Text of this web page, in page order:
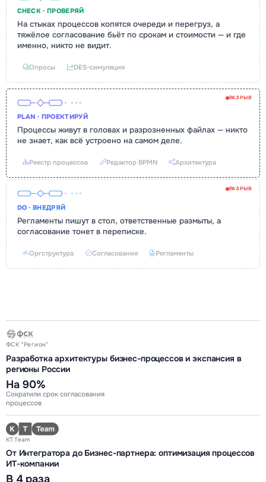
CHECK · ПРОВЕРЯЙ
На стыках процессов копятся очереди и перегруз, а
тяжёлое согласование бьёт по срокам и стоимости — и где
именно, никто не видит.
Опросы DES-симуляция
PLAN · ПРОЕКТИРУЙ
РАЗРЫВ
Процессы живут в головах и разрозненных файлах — никто
не знает, как всё устроено на самом деле.
Реестр процессов Редактор BPMN Архитектура
DO · ВНЕДРЯЙ
РАЗРЫВ
Регламенты пишут в стол, ответственные размыты, а
согласование тонет в переписке.
Оргструктура Согласования Регламенты
ФСК "Регион"
Разработка архитектуры бизнес-процессов и экспансия в
регионы России
На 90%
Сократили срок согласования
процессов
KT.Team
От Интегратора до Бизнес-партнера: оптимизация процессов
ИТ-компании
В 4 раза